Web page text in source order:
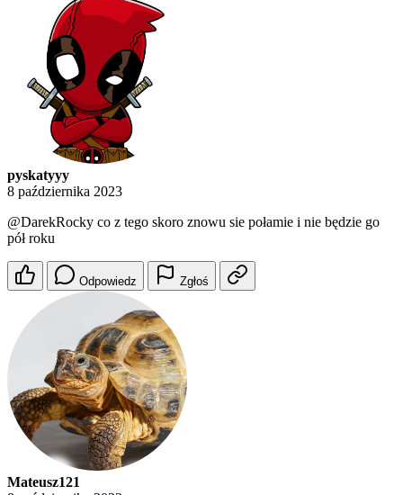
pyskatyyy
8 października 2023
@DarekRocky co z tego skoro znowu sie połamie i nie będzie go
pół roku
Odpowiedz Zgłoś
Mateusz121